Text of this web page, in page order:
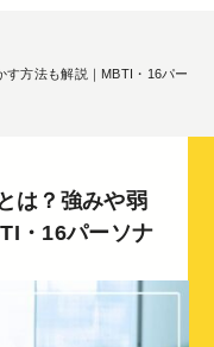
方法も解説｜MBTI・16パー
は？強みや弱
・16パーソナ